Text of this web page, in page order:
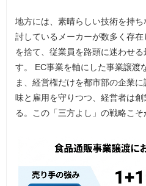
地方には、素晴らしい技術を持
討しているメーカーが数多く存
を捨て、従業員を路頭に迷わせ
す。 EC事業を軸にした事業譲渡
ま、経営権だけを都市部の企業
味と雇用を守りつつ、経営者は
る。この「三方よし」の戦略こそ